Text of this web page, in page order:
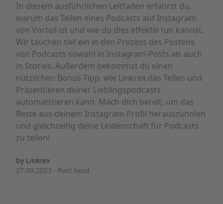
In diesem ausführlichen Leitfaden erfährst du,
warum das Teilen eines Podcasts auf Instagram
von Vorteil ist und wie du dies effektiv tun kannst.
Wir tauchen tief ein in den Prozess des Postens
von Podcasts sowohl in Instagram-Posts als auch
in Stories. Außerdem bekommst du einen
nützlichen Bonus-Tipp, wie Linkrex das Teilen und
Präsentieren deiner Lieblingspodcasts
automatisieren kann. Mach dich bereit, um das
Beste aus deinem Instagram-Profil herauszuholen
und gleichzeitig deine Leidenschaft für Podcasts
zu teilen!
by Linkrex
27.09.2023 · Post fixed